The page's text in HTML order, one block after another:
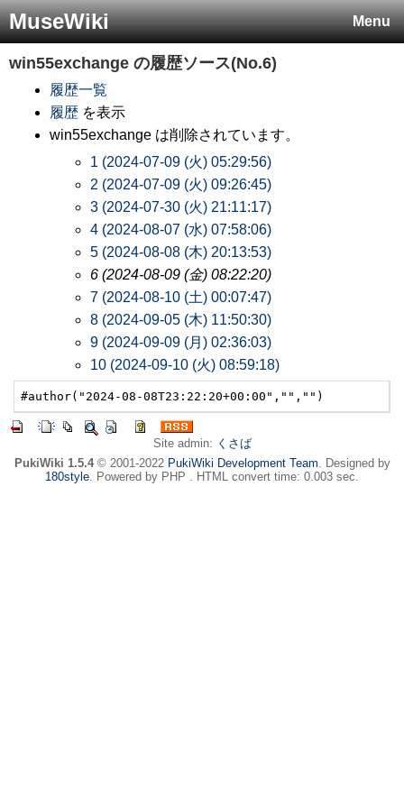
Menu
MuseWiki
win55exchange の履歴ソース(No.6)
履歴一覧
履歴 を表示
win55exchange は削除されています。
1 (2024-07-09 (火) 05:29:56)
2 (2024-07-09 (火) 09:26:45)
3 (2024-07-30 (火) 21:11:17)
4 (2024-08-07 (水) 07:58:06)
5 (2024-08-08 (木) 20:13:53)
6 (2024-08-09 (金) 08:22:20)
7 (2024-08-10 (土) 00:07:47)
8 (2024-09-05 (木) 11:50:30)
9 (2024-09-09 (月) 02:36:03)
10 (2024-09-10 (火) 08:59:18)
Site admin: くさば
PukiWiki 1.5.4© 2001-2022 PukiWiki Development Team. Designed by
180style. Powered by PHP . HTML convert time: 0.003 sec.